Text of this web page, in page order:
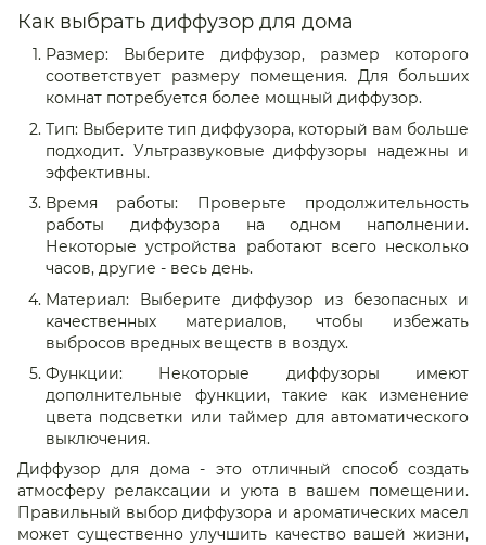
Как выбрать диффузор для дома
Размер: Выберите диффузор, размер которого
соответствует размеру помещения. Для больших
комнат потребуется более мощный диффузор.
Тип: Выберите тип диффузора, который вам больше
подходит. Ультразвуковые диффузоры надежны и
эффективны.
Время работы: Проверьте продолжительность
работы диффузора на одном наполнении.
Некоторые устройства работают всего несколько
часов, другие - весь день.
Материал: Выберите диффузор из безопасных и
качественных материалов, чтобы избежать
выбросов вредных веществ в воздух.
Функции: Некоторые диффузоры имеют
дополнительные функции, такие как изменение
цвета подсветки или таймер для автоматического
выключения.
Диффузор для дома - это отличный способ создать
атмосферу релаксации и уюта в вашем помещении.
Правильный выбор диффузора и ароматических масел
может существенно улучшить качество вашей жизни,